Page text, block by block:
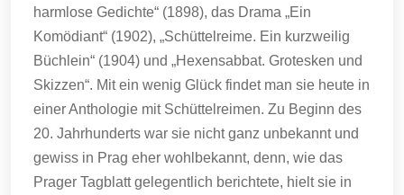
harmlose Gedichte“ (1898), das Drama „Ein
Komödiant“ (1902), „Schüttelreime. Ein kurzweilig
Büchlein“ (1904) und „Hexensabbat. Grotesken und
Skizzen“. Mit ein wenig Glück findet man sie heute in
einer Anthologie mit Schüttelreimen. Zu Beginn des
20. Jahrhunderts war sie nicht ganz unbekannt und
gewiss in Prag eher wohlbekannt, denn, wie das
Prager Tagblatt gelegentlich berichtete, hielt sie in